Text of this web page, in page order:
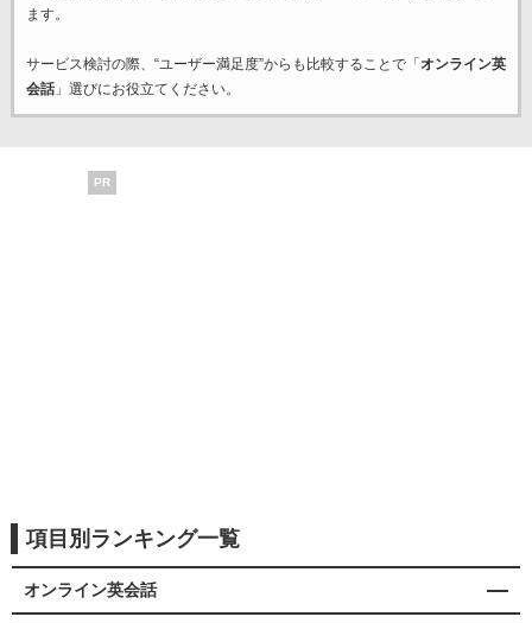
ます。
サービス検討の際、“ユーザー満足度”からも比較することで「 オンライン英
会話」選びにお役立てください。
PR
項目別ランキング一覧
オンライン英会話